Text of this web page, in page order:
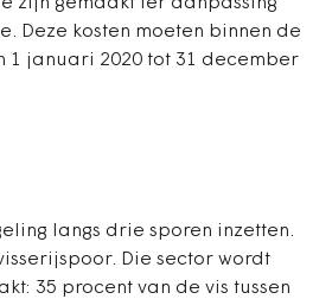
Deze kosten moeten binnen de
januari 2020 tot 31 december
langs drie sporen inzetten.
Die sector wordt
35 procent van de vis tussen